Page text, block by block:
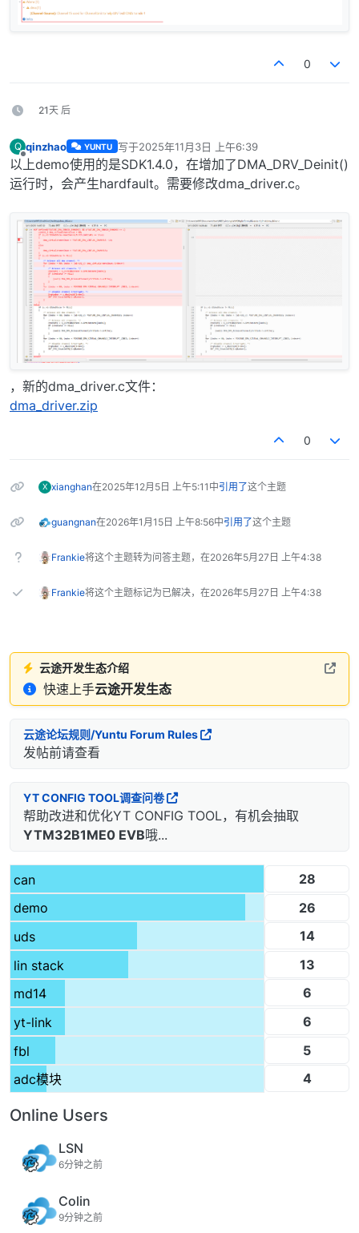
0
21天 后
Q
离线
qinzhao YUNTU 写于2025年11月3日 上午6:39
最后由 编辑
以上demo使用的是SDK1.4.0，在增加了DMA_DRV_Deinit()
运行时，会产生hardfault。需要修改dma_driver.c。
，新的dma_driver.c文件：
dma_driver.zip
0
X xianghan在2025年12月5日 上午5:11 中引用了这个主题
guangnan在2026年1月15日 上午8:56中引用了这个主题
Frankie将这个主题转为问答主题，在2026年5月27日 上午4:38
Frankie将这个主题标记为已解决，在2026年5月27日 上午4:38
云途开发生态介绍
快速上手云途开发生态
云途论坛规则/Yuntu Forum Rules
发帖前请查看
YT CONFIG TOOL调查问卷
帮助改进和优化YT CONFIG TOOL，有机会抽取
YTM32B1ME0 EVB哦...
can
28
demo
26
uds
14
lin stack
13
md14
6
yt-link
6
fbl
5
adc模块
4
Online Users
LSN
6分钟之前
Colin
9分钟之前